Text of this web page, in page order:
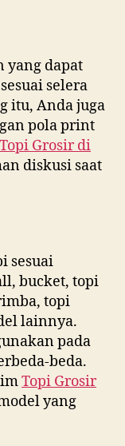
yang dapat
selera
itu, Anda juga
pola print
Topi Grosir di
diskusi saat
sesuai
bucket, topi
topi
lainnya.
pada
beda.
Topi Grosir
yang